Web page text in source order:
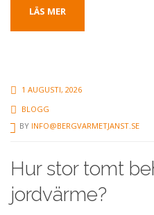
LÄS MER
1 AUGUSTI, 2026
BLOGG
BY INFO@BERGVARMETJANST.SE
Hur stor tomt
jordvärme?